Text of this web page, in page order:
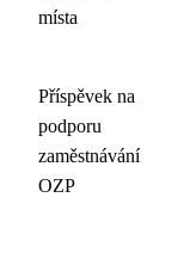
místa
Příspěvek na
podporu
zaměstnávání
OZP